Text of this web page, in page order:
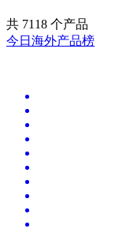
共 7118 个产品
今日海外产品榜